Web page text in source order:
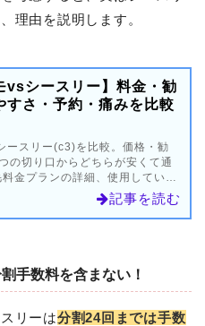
理由を説明します。
vsシースリー】料金・勧
すさ・予約・痛みを比較
スリー(c3)を比較。価格・勧
の切り口からどちらが安くて通
金プランの詳細、使用している
ナルティなど細かいところまで
記事を読む
手数料を含まない！
リーは分割24回までは手数